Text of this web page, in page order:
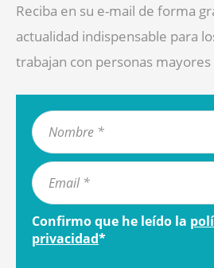
Reciba en su e-mail de forma
actualidad indispensable para
trabajan con personas
Confirmo que he leído la
privacidad*